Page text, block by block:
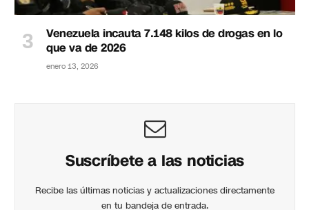
Venezuela incauta 7.148 kilos de drogas en lo
que va de 2026
enero 13, 2026
Suscríbete a las noticias
Recibe las últimas noticias y actualizaciones directamente
en tu bandeja de entrada.